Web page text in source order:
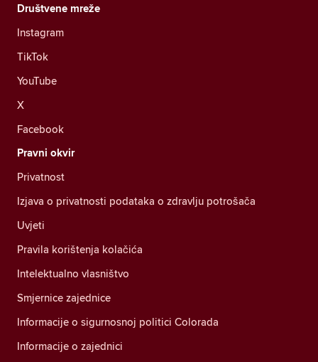
Društvene mreže
Instagram
TikTok
YouTube
X
Facebook
Pravni okvir
Privatnost
Izjava o privatnosti podataka o zdravlju potrošača
Uvjeti
Pravila korištenja kolačića
Intelektualno vlasništvo
Smjernice zajednice
Informacije o sigurnosnoj politici Colorada
Informacije o zajednici